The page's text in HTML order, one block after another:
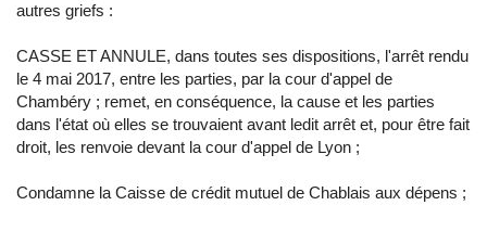
autres griefs :
CASSE ET ANNULE, dans toutes ses dispositions, l'arrêt rendu
le 4 mai 2017, entre les parties, par la cour d'appel de
Chambéry ; remet, en conséquence, la cause et les parties
dans l'état où elles se trouvaient avant ledit arrêt et, pour être fait
droit, les renvoie devant la cour d'appel de Lyon ;
Condamne la Caisse de crédit mutuel de Chablais aux dépens ;